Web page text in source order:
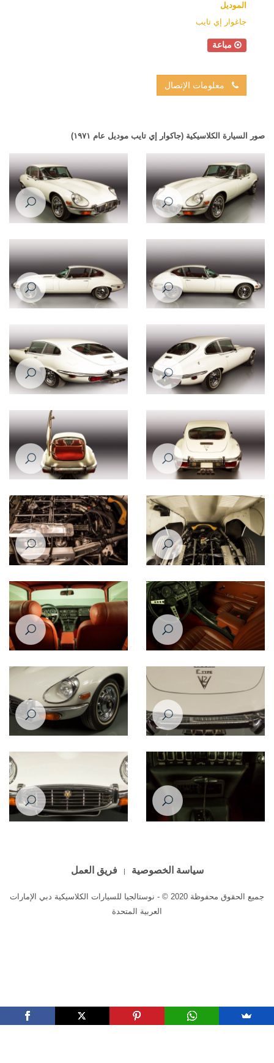
الموديل
جاغوار إي تايب
مباعة
معلومات الإتصال
صور السيارة الكلاسيكية (جاكوار إي تايب موديل عام ١٩٧١)
سياسة الخصوصية فريق العمل
جميع الحقوق محفوظة 2020 © - نوستالجيا للسيارات الكلاسيكية دبي الإمارات
العربية المتحدة